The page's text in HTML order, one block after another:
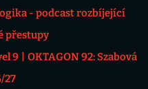
- podcast rozbíjející
přestupy
9
OKTAGON 92: Szabová
27